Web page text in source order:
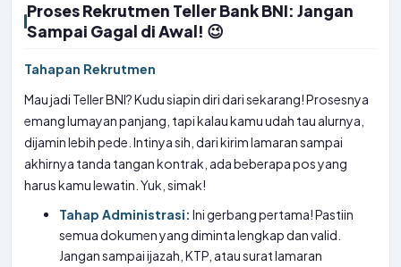
Proses Rekrutmen Teller Bank BNI: Jangan
Sampai Gagal di Awal! 😉
Tahapan Rekrutmen
Mau jadi Teller BNI? Kudu siapin diri dari sekarang! Prosesnya
emang lumayan panjang, tapi kalau kamu udah tau alurnya,
dijamin lebih pede. Intinya sih, dari kirim lamaran sampai
akhirnya tanda tangan kontrak, ada beberapa pos yang
harus kamu lewatin. Yuk, simak!
Tahap Administrasi: Ini gerbang pertama! Pastiin
semua dokumen yang diminta lengkap dan valid.
Jangan sampai ijazah, KTP, atau surat lamaran